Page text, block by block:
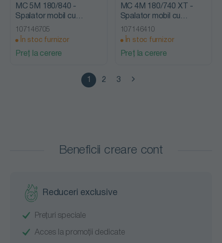
MC 5M 180/840 -
Spalator mobil cu
presiune, fara incalzire,
Nilfisk Alto
107146705
În stoc furnizor
Preț la cerere
MC 4M 180/740 XT -
Spalator mobil cu
presiune, fara incalzire,
Nilfisk Alto
107146410
În stoc furnizor
Preț la cerere
2 3
Beneficii creare cont
Reduceri exclusive
Prețuri speciale
Acces la promoții dedicate